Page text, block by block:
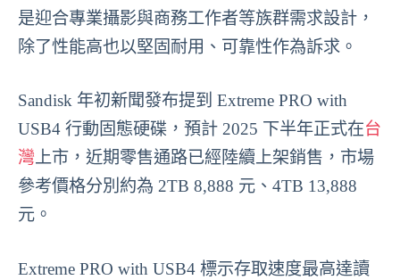
是迎合專業攝影與商務工作者等族群需求設計，
除了性能高也以堅固耐用、可靠性作為訴求。
Sandisk 年初新聞發布提到 Extreme PRO with
USB4 行動固態硬碟，預計 2025 下半年正式在台
灣上市，近期零售通路已經陸續上架銷售，市場
參考價格分別約為 2TB 8,888 元、4TB 13,888
元。
Extreme PRO with USB4 標示存取速度最高達讀